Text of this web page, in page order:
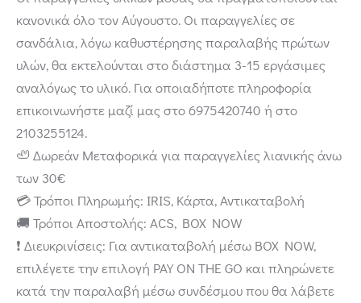
κανονικά όλο τον Αύγουστο. Οι παραγγελίες σε
σανδάλια, λόγω καθυστέρησης παραλαβής πρώτων
υλών, θα εκτελούνται στο διάστημα 3-15 εργάσιμες
αναλόγως το υλικό. Για οποιαδήποτε πληροφορία
επικοινωνήστε μαζί μας στο 6975420740 ή στο
2103255124.
🦥 Δωρεάν Μεταφορικά για παραγγελίες λιανικής άνω
των 30€
💳 Τρόποι Πληρωμής: IRIS, Κάρτα, Αντικαταβολή
🚚 Τρόποι Αποστολής: ACS, BOX NOW
❗ Διευκρινίσεις: Για αντικαταβολή μέσω BOX NOW,
επιλέγετε την επιλογή PAY ON THE GO και πληρώνετε
κατά την παραλαβή μέσω συνδέσμου που θα λάβετε